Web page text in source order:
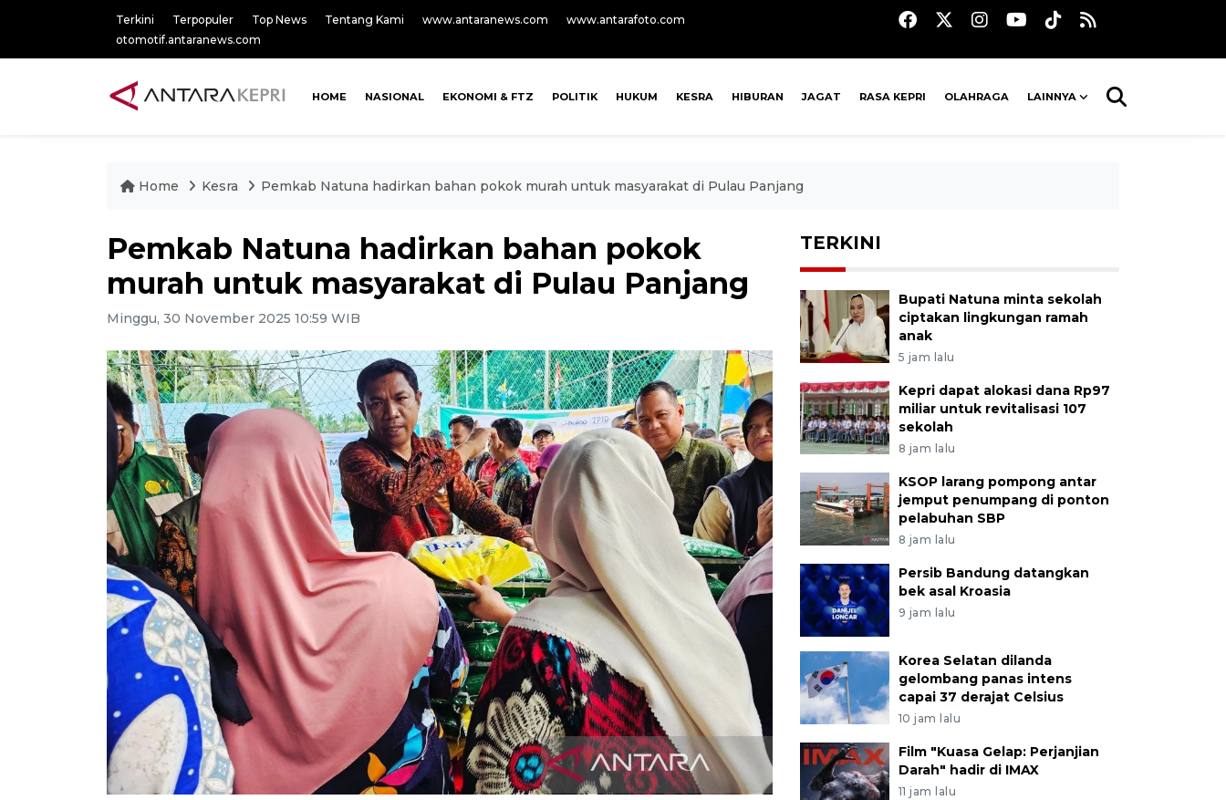
Terkini Terpopuler Top News Tentang Kami www.antaranews.com
www.antarafoto.com
otomotif.antaranews.com
HOME NASIONAL EKONOMI & FTZ POLITIK HUKUM KESRA HIBURAN JAGAT RASA KEPRI OLAHRAGA LAINNYA
Home Kesra Pemkab Natuna hadirkan bahan pokok murah untuk masyarakat di Pulau Panjang
Pemkab Natuna hadirkan bahan pokok
murah untuk masyarakat di Pulau Panjang
Minggu, 30 November 2025 10:59 WIB
TERKINI
Bupati Natuna minta sekolah
ciptakan lingkungan ramah
anak
5 jam lalu
Kepri dapat alokasi dana Rp97
miliar untuk revitalisasi 107
sekolah
8 jam lalu
KSOP larang pompong antar
jemput penumpang di ponton
pelabuhan SBP
8 jam lalu
Persib Bandung datangkan
bek asal Kroasia
9 jam lalu
Korea Selatan dilanda
gelombang panas intens
capai 37 derajat Celsius
10 jam lalu
Film "Kuasa Gelap: Perjanjian
Darah" hadir di IMAX
11 jam lalu